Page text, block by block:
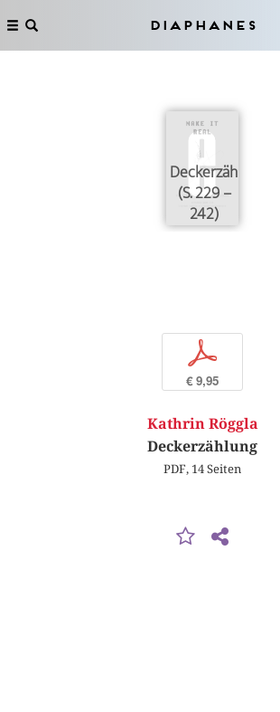
Diaphanes
Deckerzählung
(S. 229 –
242)
p
€ 9,95
Kathrin Röggla
Deckerzählung
PDF, 14 Seiten